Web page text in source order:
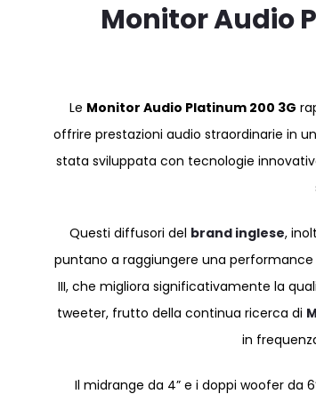
Monitor Audio
Le Monitor Audio Platinum 200 3G
offrire prestazioni audio straordinarie in
stata sviluppata con tecnologie
Questi diffusori del brand inglese,
puntano a raggiungere una performance
III, che migliora significativamente la
tweeter, frutto della continua ricerca di
in
Il midrange da 4” e i doppi woofer da